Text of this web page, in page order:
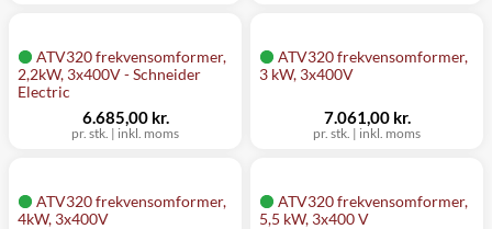
ATV320 frekvensomformer,
2,2kW, 3x400V - Schneider
Electric
pr. stk. | inkl. moms
6.685,00 kr.
ATV320 frekvensomformer,
3 kW, 3x400V
pr. stk. | inkl. moms
7.061,00 kr.
ATV320 frekvensomformer,
4kW, 3x400V
ATV320 frekvensomformer,
5,5 kW, 3x400 V